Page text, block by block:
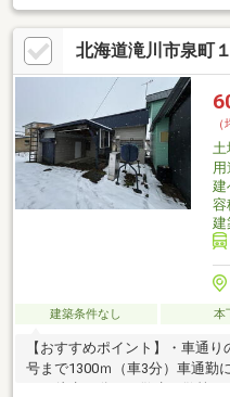
ます。●学校は近隣に位置して
境です。●また、最寄りのバス
好で、通勤・通学にも便利な立
兼ね備えたおすすめの土地です
北海道滝川市泉町
土
建
容
建
建築条件なし 本
【おすすめポイント】・車通
号まで1300ｍ（車3分）車通勤
ｍ（徒歩15分）お散歩や散策